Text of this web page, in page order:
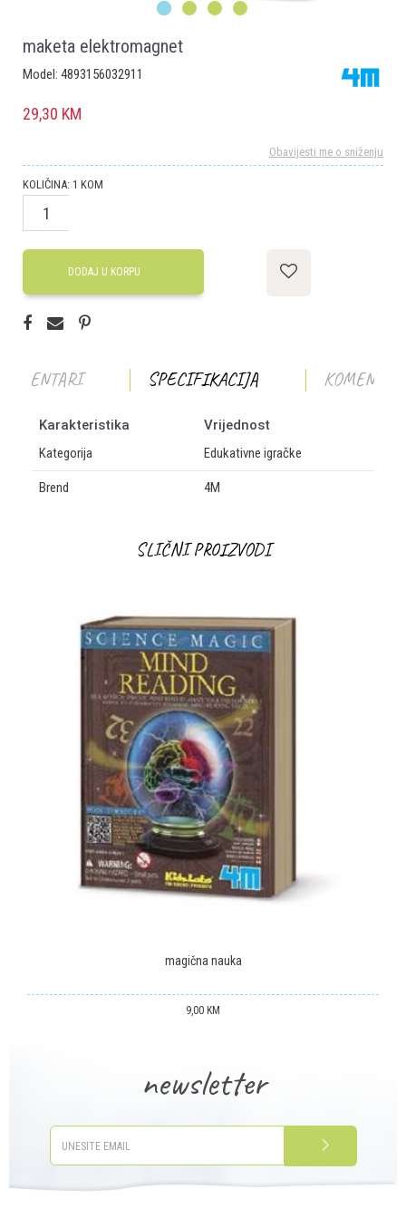
1
maketa elektromagnet
Model: 4893156032911
29,30 KM
Obavijesti me o sniženju
KOLIČINA: 1 KOM
DODAJ U KORPU
SPECIFIKACIJA
Karakteristika
Vrijednost
Kategorija
Edukativne igračke
Brend 4M
Email
POŠALJI
SLIČNI PROIZVODI
magična nauka
9,00 KM
newsletter
PRIJAVITE SE